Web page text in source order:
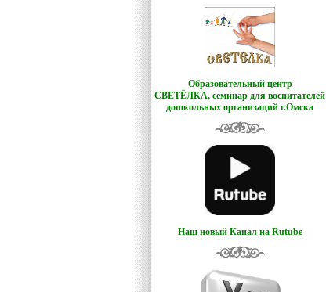
Образовательный центр
СВЕТЁЛКА, семинар для воспитателей
дошкольных организаций г.Омска
Наш новый Канал на Rutube